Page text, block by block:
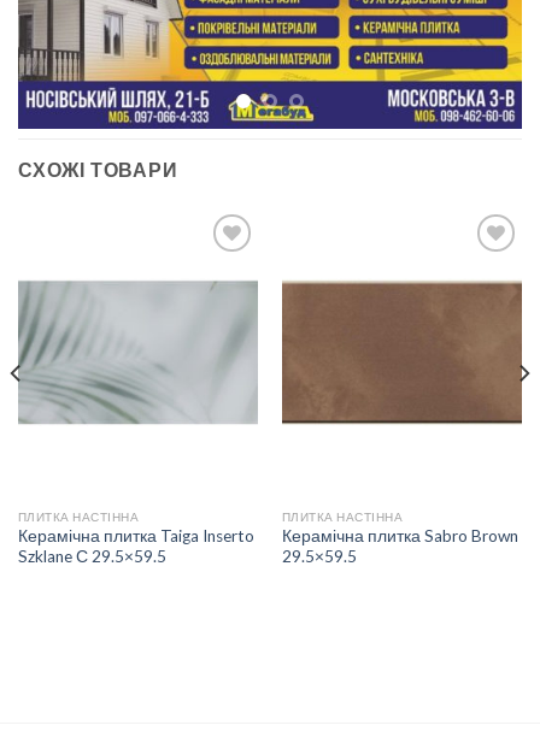
СХОЖІ ТОВАРИ
БАЖАНЬ
ПЛИТКА НАСТІННА
Керамічна плитка Taiga Inserto
Szklane С 29.5×59.5
ПЛИТКА НАСТІННА
Керамічна плитка Sabro Brown
29.5×59.5